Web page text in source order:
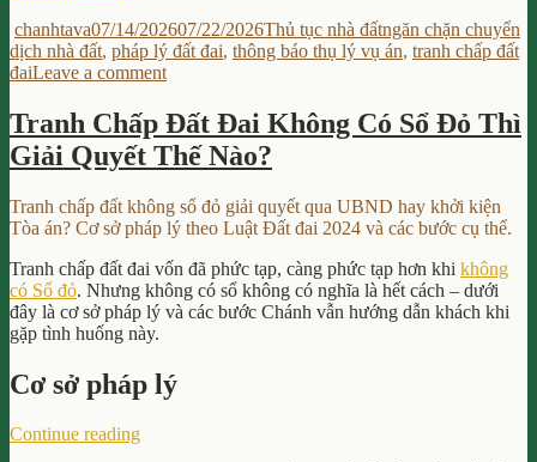
Thụ
Lý
Vụ
Là
Căn
Cứ
Chặn
Chuyển
Nhà
Đất?”
Author
chanhtavaPosted
on
07/14/202607/22/2026Categories
Thủ tục nhà đấtTags
ngăn chặn chuyển
dịch nhà đất, pháp lý đất đai, thông báo thụ lý vụ án, tranh chấp đất
đaiLeave a commenton
Báo
Thụ
Lý
Án
Là
Căn
Cứ
Ngăn
Chặn
Nhà
Đất?
Tranh Chấp Đất Đai Không Có Sổ Đỏ Thì
Giải Quyết Thế Nào?
Tranh chấp đất không sổ đỏ giải quyết qua UBND hay khởi kiện
Tòa án? Cơ sở pháp lý theo Luật Đất đai 2024 và các bước cụ thể.
Tranh chấp đất đai vốn đã phức tạp, càng phức tạp hơn khi không
có Sổ đỏ. Nhưng không có sổ không có nghĩa là hết cách – dưới
đây là cơ sở pháp lý và các bước Chánh vẫn hướng dẫn khách khi
gặp tình huống này.
Cơ sở pháp lý
Continue reading“Tranh